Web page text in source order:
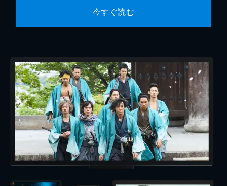
今すぐ読む